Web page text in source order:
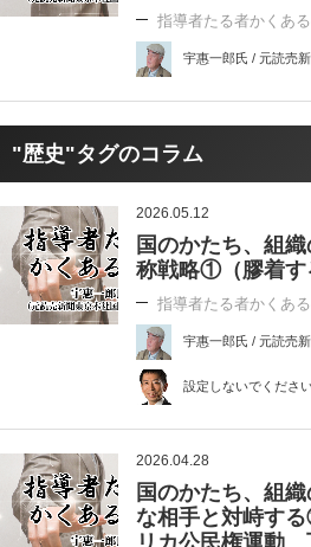
指導者たる者かくあ
宇惠一郎氏 / 元読売
"歴史"タグのコラム
2026.05.12
国のかたち、組
称戦略①（膠着す
指導者たる者かくあ
宇惠一郎氏 / 元読売
設定しないでくださ
2026.04.28
国のかたち、組
な相手と対峙す
リカ公民権運動